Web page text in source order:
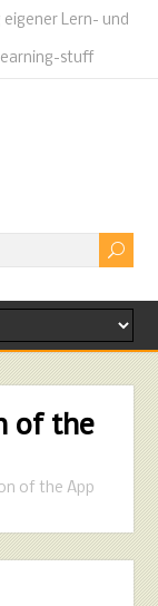
eigener Lern- und
stuff
of the
of the App